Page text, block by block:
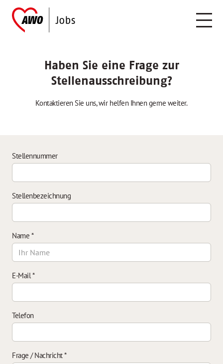
Haben Sie eine Frage zur
Stellenausschreibung?
Kontaktieren Sie uns, wir helfen Ihnen gerne weiter.
Stellennummer
Stellenbezeichnung
Name *
E-Mail*
Telefon
Frage / Nachricht*